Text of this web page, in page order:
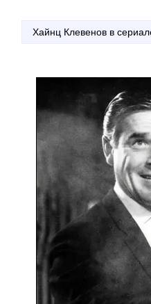
Хайнц Клевенов в